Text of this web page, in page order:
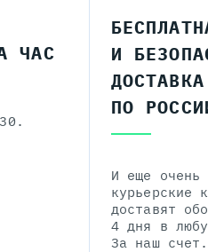
ЧАС
И
ДОСТАВКА
ПО
И еще очень
курьерские
доставят
4 дня в
За наш счет.